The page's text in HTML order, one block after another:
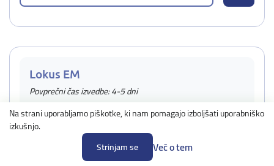
Na strani uporabljamo piškotke, ki nam pomagajo izboljšati uporabniško
izkušnjo.
Strinjam se
Več o tem
Lokus EM
Povprečni čas izvedbe: 4-5 dni
Podrobno